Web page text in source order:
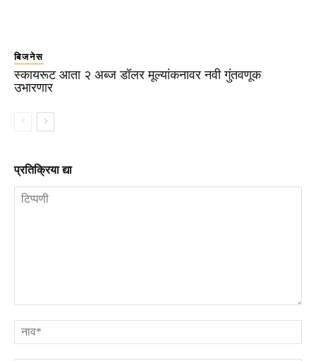
बिजनेस
स्कायरूट आता २ अब्ज डॉलर मूल्यांकनावर नवी गुंतवणूक
उभारणार
प्रतिक्रिया द्या